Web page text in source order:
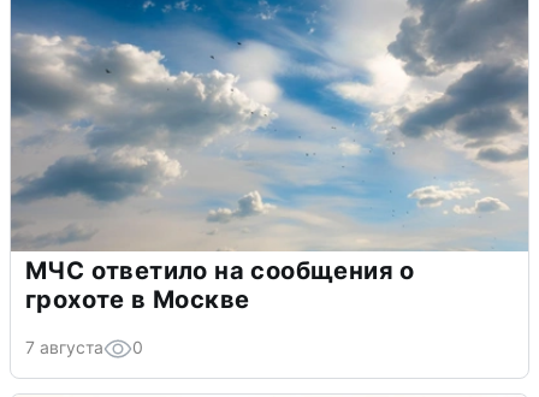
МЧС ответило на сообщения о
грохоте в Москве
7 августа 0